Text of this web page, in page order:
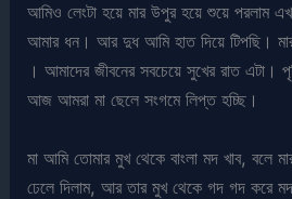
আমিও লেংটা হয়ে মার উপুর হয়ে শুয়ে পরলাম
আমার ধন। আর দুধ আমি হাত দিয়ে টিপছি।
। আমাদের জীবনের সবচেয়ে সুখের রাত এটা।
আজ আমরা মা ছেলে সংগমে লিপ্ত হচ্ছি।
মা আমি তোমার মুখ থেকে বাংলা মদ খাব, বলে
ঢেলে দিলাম, আর তার মুখ থেকে গদ গদ করে মদ